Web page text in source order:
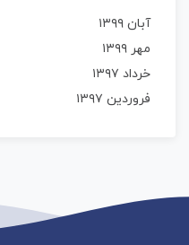
آبان ۱۳۹۹
مهر ۱۳۹۹
خرداد ۱۳۹۷
فروردین ۱۳۹۷